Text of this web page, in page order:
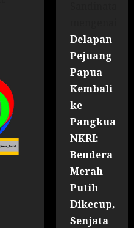
Delapan
Pejuang
Papua
Kembali
ke
Pangkuan
NKRI:
Bendera
Merah
Putih
Dikecup,
Senjata